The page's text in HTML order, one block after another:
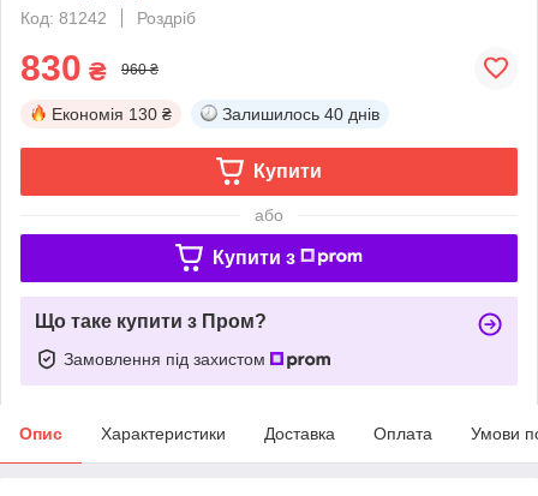
Код: 81242
Роздріб
830 ₴ 960 ₴
Економія 130 ₴ Залишилось 40 днів
Купити
або
Купити з
Що таке купити з Пром?
Замовлення під захистом
Опис Характеристики Доставка Оплата Умови